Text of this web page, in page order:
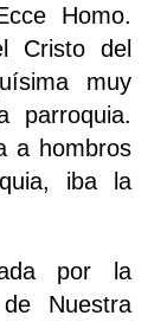
Homo.
Cristo del
muy
parroquia.
a hombros
iba la
por la
Nuestra